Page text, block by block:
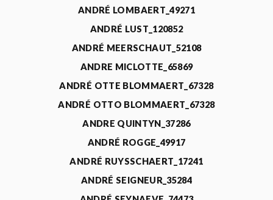
ANDRÉ LOMBAERT_49271
ANDRÉ LUST_120852
ANDRÉ MEERSCHAUT_52108
ANDRE MICLOTTE_65869
ANDRÉ OTTE BLOMMAERT_67328
ANDRÉ OTTO BLOMMAERT_67328
ANDRE QUINTYN_37286
ANDRÉ ROGGE_49917
ANDRÉ RUYSSCHAERT_17241
ANDRÉ SEIGNEUR_35284